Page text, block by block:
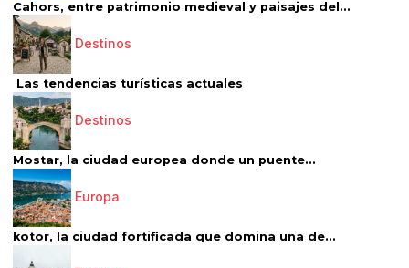
Cahors, entre patrimonio medieval y paisajes del...
Destinos
Las tendencias turísticas actuales
Destinos
Mostar, la ciudad europea donde un puente...
Europa
kotor, la ciudad fortificada que domina una de...